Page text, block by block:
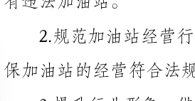
三、治理措施
1.全面排查